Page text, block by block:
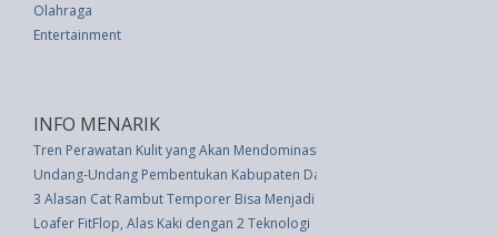
Olahraga
Entertainment
INFO MENARIK
Tren Perawatan Kulit yang Akan Mendominasi di 2023
Undang-Undang Pembentukan Kabupaten Daerah Tingkat Ii Tulang
3 Alasan Cat Rambut Temporer Bisa Menjadi Pilihan Tepat untuk Anda
Loafer FitFlop, Alas Kaki dengan 2 Teknologi